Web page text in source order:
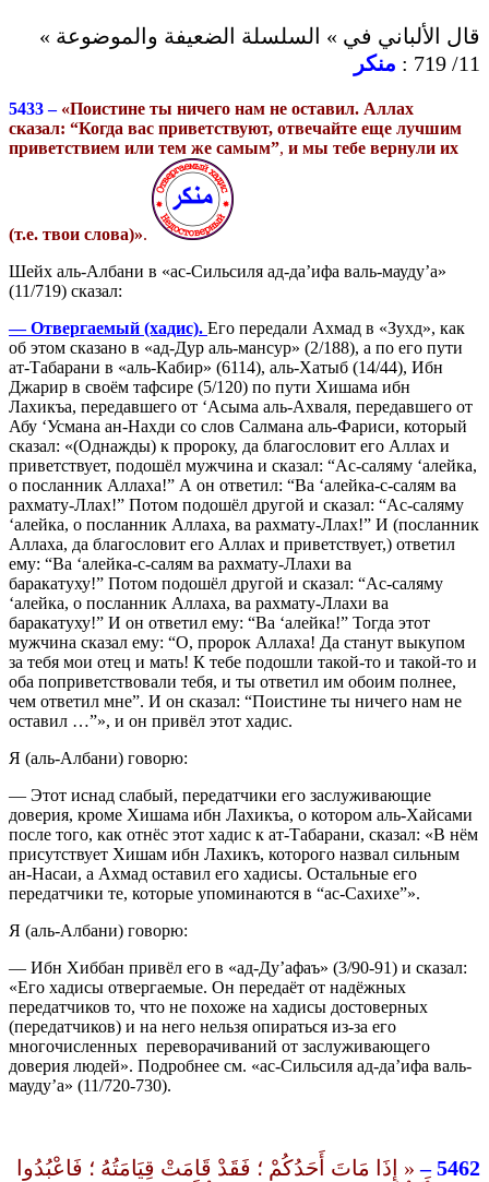
قال الألباني في » السلسلة الضعيفة والموضوعة »
11/ 719 :
منكر
5433 – «Поистине ты ничего нам не оставил. Аллах
сказал: “Когда вас приветствуют, отвечайте еще лучшим
приветствием или тем же самым”, и мы тебе вернули их
(т.е. твои слова)».
Шейх аль-Албани в «ас-Сильсиля ад-да’ифа валь-мауду’а»
(11/719) сказал:
— Отвергаемый (хадис). Его передали Ахмад в «Зухд», как
об этом сказано в «ад-Дур аль-мансур» (2/188), а по его пути
ат-Табарани в «аль-Кабир» (6114), аль-Хатыб (14/44), Ибн
Джарир в своём тафсире (5/120) по пути Хишама ибн
Лахикъа, передавшего от ‘Асыма аль-Ахваля, передавшего от
Абу ‘Усмана ан-Нахди со слов Салмана аль-Фариси, который
сказал: «(Однажды) к пророку, да благословит его Аллах и
приветствует, подошёл мужчина и сказал: “Ас-саляму ‘алейка,
о посланник Аллаха!” А он ответил: “Ва ‘алейка-с-салям ва
рахмату-Ллах!” Потом подошёл другой и сказал: “Ас-саляму
‘алейка, о посланник Аллаха, ва рахмату-Ллах!” И (посланник
Аллаха, да благословит его Аллах и приветствует,) ответил
ему: “Ва ‘алейка-с-салям ва рахмату-Ллахи ва
баракатуху!” Потом подошёл другой и сказал: “Ас-саляму
‘алейка, о посланник Аллаха, ва рахмату-Ллахи ва
баракатуху!” И он ответил ему: “Ва ‘алейка!” Тогда этот
мужчина сказал ему: “О, пророк Аллаха! Да станут выкупом
за тебя мои отец и мать! К тебе подошли такой-то и такой-то и
оба поприветствовали тебя, и ты ответил им обоим полнее,
чем ответил мне”. И он сказал: “Поистине ты ничего нам не
оставил …”», и он привёл этот хадис.
Я (аль-Албани) говорю:
— Этот иснад слабый, передатчики его заслуживающие
доверия, кроме Хишама ибн Лахикъа, о котором аль-Хайсами
после того, как отнёс этот хадис к ат-Табарани, сказал: «В нём
присутствует Хишам ибн Лахикъ, которого назвал сильным
ан-Насаи, а Ахмад оставил его хадисы. Остальные его
передатчики те, которые упоминаются в “ас-Сахихе”».
Я (аль-Албани) говорю:
— Ибн Хиббан привёл его в «ад-Ду’афаъ» (3/90-91) и сказал:
«Его хадисы отвергаемые. Он передаёт от надёжных
передатчиков то, что не похоже на хадисы достоверных
(передатчиков) и на него нельзя опираться из-за его
многочисленных переворачиваний от заслуживающего
доверия людей». Подробнее см. «ас-Сильсиля ад-да’ифа валь-
мауду’а» (11/720-730).
5462 –
« إِذَا مَاتَ أَحَدُكُمْ ؛ فَقَدْ قَامَتْ قِيَامَتُهُ ؛ فَاعْبُدُوا